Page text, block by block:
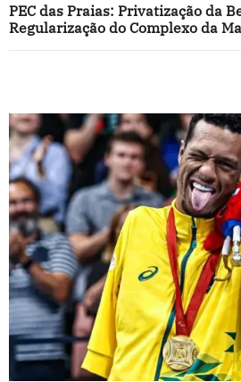
PEC das Praias: Privatização da
Regularização do Complexo da